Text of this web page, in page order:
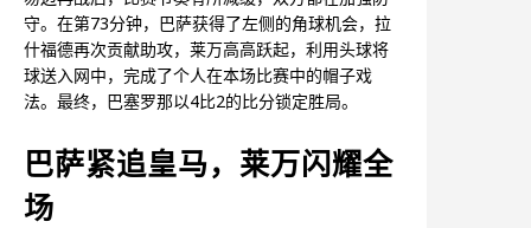
守。在第73分钟，巴萨获得了左侧的角球机会，拉
什福德再次贡献助攻，莱万高高跃起，利用头球将
球送入网中，完成了个人在本场比赛中的帽子戏
法。最终，巴塞罗那以4比2的比分锁定胜局。
巴萨紧追皇马，莱万闪耀全
场